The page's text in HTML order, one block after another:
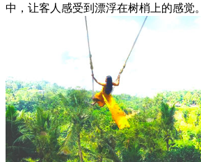
中，让客人感受到漂浮在树梢上的感觉。